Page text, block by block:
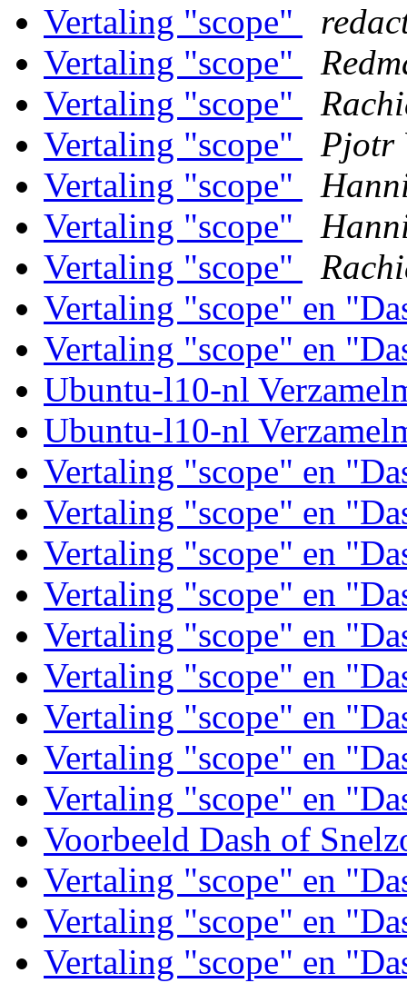
Vertaling "scope"
Vertaling "scope"
Vertaling "scope"
Vertaling "scope"
Pjotr
Vertaling "scope"
Vertaling "scope"
Vertaling "scope"
Vertaling "scope" en
Vertaling "scope" en
Ubuntu-l10-nl
Ubuntu-l10-nl
Vertaling "scope" en
Vertaling "scope" en
Vertaling "scope" en
Vertaling "scope" en
Vertaling "scope" en
Vertaling "scope" en
Vertaling "scope" en
Vertaling "scope" en
Vertaling "scope" en
Voorbeeld Dash of
Vertaling "scope" en
Vertaling "scope" en
Vertaling "scope" en